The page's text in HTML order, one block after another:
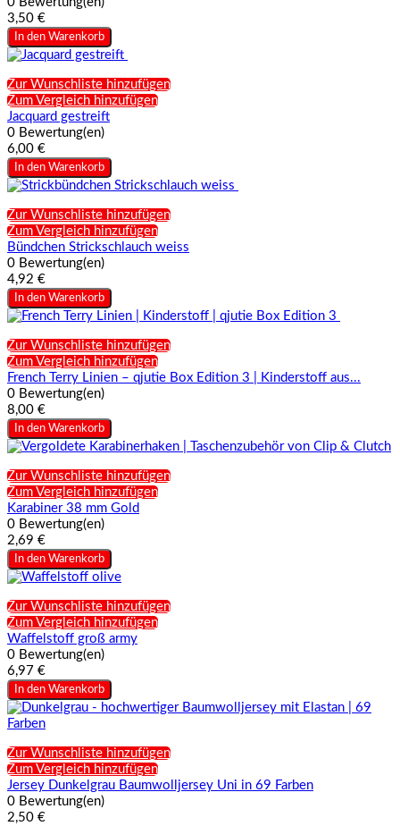
3,50 €
In den Warenkorb
Zur Wunschliste hinzufügen
Zum Vergleich hinzufügen
Jacquard gestreift
0 Bewertung(en)
6,00 €
In den Warenkorb
Zur Wunschliste hinzufügen
Zum Vergleich hinzufügen
Bündchen Strickschlauch weiss
0 Bewertung(en)
4,92 €
In den Warenkorb
Zur Wunschliste hinzufügen
Zum Vergleich hinzufügen
French Terry Linien – qjutie Box Edition 3 | Kinderstoff aus...
0 Bewertung(en)
8,00 €
In den Warenkorb
Zur Wunschliste hinzufügen
Zum Vergleich hinzufügen
Karabiner 38 mm Gold
0 Bewertung(en)
2,69 €
In den Warenkorb
Zur Wunschliste hinzufügen
Zum Vergleich hinzufügen
Waffelstoff groß army
0 Bewertung(en)
6,97 €
In den Warenkorb
Zur Wunschliste hinzufügen
Zum Vergleich hinzufügen
Jersey Dunkelgrau Baumwolljersey Uni in 69 Farben
0 Bewertung(en)
2,50 €